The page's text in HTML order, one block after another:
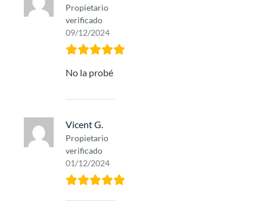
Propietario
verificado
09/12/2024
No la probé
Vicent G.
Propietario
verificado
01/12/2024